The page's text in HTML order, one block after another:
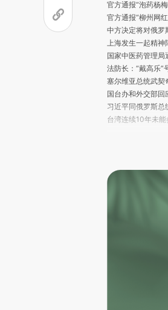
官方通报“泡药杨
官方通报“柳州网
法防长：“戴高乐”
塞尔维亚总统武契
国台办和外交部回
习近平同俄罗斯总
习近平同俄罗斯
《中俄睦邻友好合
商务部美大司负
国台办：赖清德